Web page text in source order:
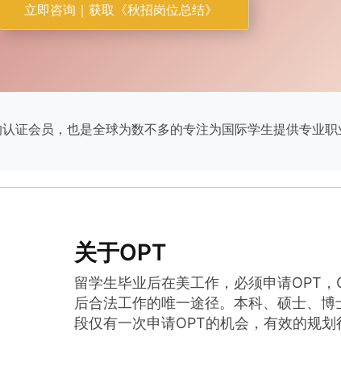
立即咨询｜获取《秋招岗位总结》
证会员，也是全球为数不多的专注为国际学生提供专业
关于OPT
留学生毕业后在美工作，必须申请OPT
后合法工作的唯一途径。 本科、硕士、博
段仅有一次申请OPT的机会，有效的规划